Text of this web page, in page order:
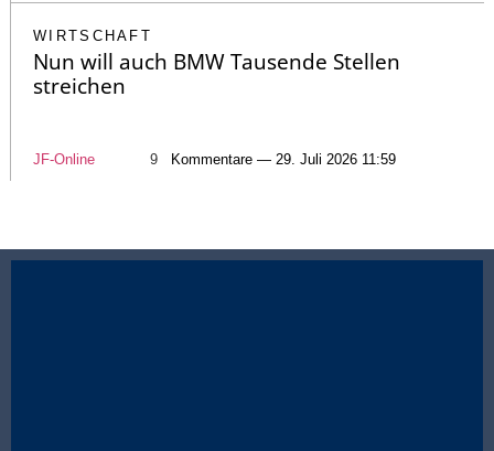
WIRTSCHAFT
Nun will auch BMW Tausende Stellen
streichen
JF-Online 9 Kommentare — 29. Juli 2026 11:59